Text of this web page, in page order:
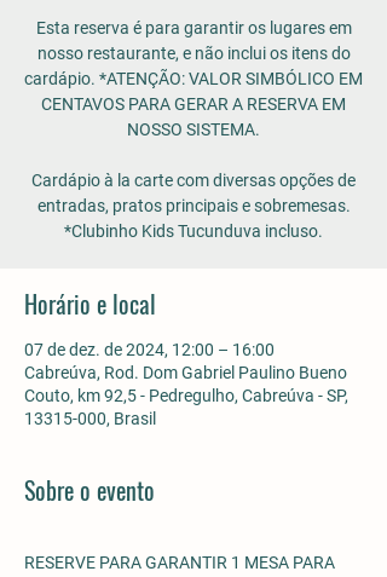
Esta reserva é para garantir os lugares em
nosso restaurante, e não inclui os itens do
cardápio. *ATENÇÃO: VALOR SIMBÓLICO EM
CENTAVOS PARA GERAR A RESERVA EM
NOSSO SISTEMA.
Cardápio à la carte com diversas opções de
entradas, pratos principais e sobremesas.
*Clubinho Kids Tucunduva incluso.
Horário e local
07 de dez. de 2024, 12:00 – 16:00
Cabreúva, Rod. Dom Gabriel Paulino Bueno
Couto, km 92,5 - Pedregulho, Cabreúva - SP,
13315-000, Brasil
Sobre o evento
RESERVE PARA GARANTIR 1 MESA PARA